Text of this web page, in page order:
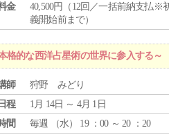
金
40,500円（12回／一括前納支払※
義開始前まで）
的な西洋占星術の世界に参入する～
師
狩野 みどり
日程
1月 14日 ～ 4月 1日
間
毎週 （水） 19 ：00 ～ 20 ：20